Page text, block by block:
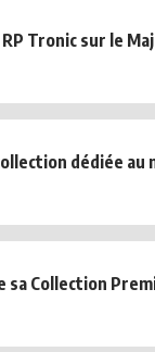
Tronic sur le
dédiée au
sa Collection